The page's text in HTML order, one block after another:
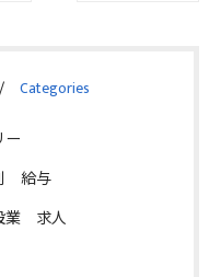
Categories
ー
給与
業 求人